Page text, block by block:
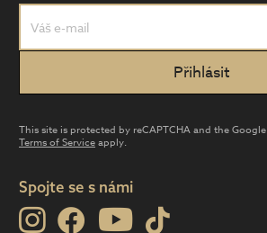
This site is protected by reCAPTCHA and the Google
Terms of Serviceapply.
Spojte se s námi